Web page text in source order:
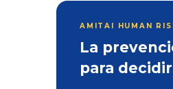
AMITAI HUMAN
La
para